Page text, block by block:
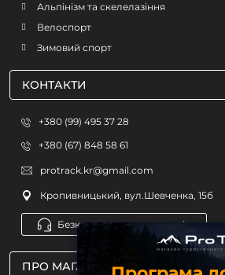
ПРО МАГАЗИН
Альпінізм та скелелазіння
Велоспорт
Зимовий спорт
КОНТАКТИ
+380 (99) 495 37 28
+380 (67) 848 58 61
protrack.kr@gmail.com
Кропивницький, вул.Шевченка, 15б
Безкоштовна консультація